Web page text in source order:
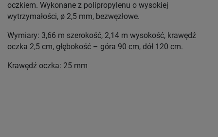
oczkiem. Wykonane z polipropylenu o wysokiej
wytrzymałości, ø 2,5 mm, bezwęzłowe.
Wymiary: 3,66 m szerokość, 2,14 m wysokość, krawędź
oczka 2,5 cm, głębokość – góra 90 cm, dół 120 cm.
Krawędź oczka: 25 mm